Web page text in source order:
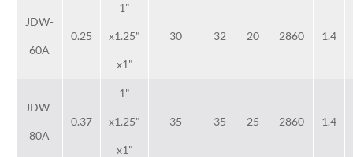
JDW-
60A
0.25
1"
x1.25"
x1"
30 32 20 2860 1.4
JDW-
80A
0.37
1"
x1.25"
x1"
35 35 25 2860 1.4